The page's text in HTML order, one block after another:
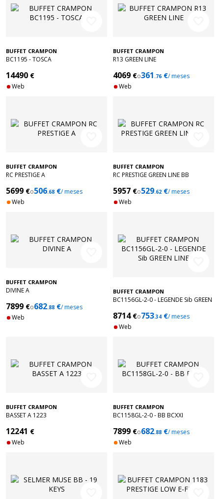
BUFFET CRAMPON
BC1195 - TOSCA
14490 €
Web
BUFFET CRAMPON
R13 GREEN LINE
4069 €o361 .76 €/ meses
Web
BUFFET CRAMPON
RC PRESTIGE A
5699 €o506.68 €/ meses
Web
BUFFET CRAMPON
RC PRESTIGE GREEN LINE BB
5957 €o529.62 €/ meses
Web
BUFFET CRAMPON
DIVINE A
7899 €o682.88 €/ meses
Web
BUFFET CRAMPON
BC1156GL-2-0 - LEGENDE Sib GREEN
8714€o753.34 €/ meses
Web
BUFFET CRAMPON
BASSET A 1223
12241 €
Web
BUFFET CRAMPON
BC1158GL-2-0 - BB BCXXI
7899 €o682.88 €/ meses
Web